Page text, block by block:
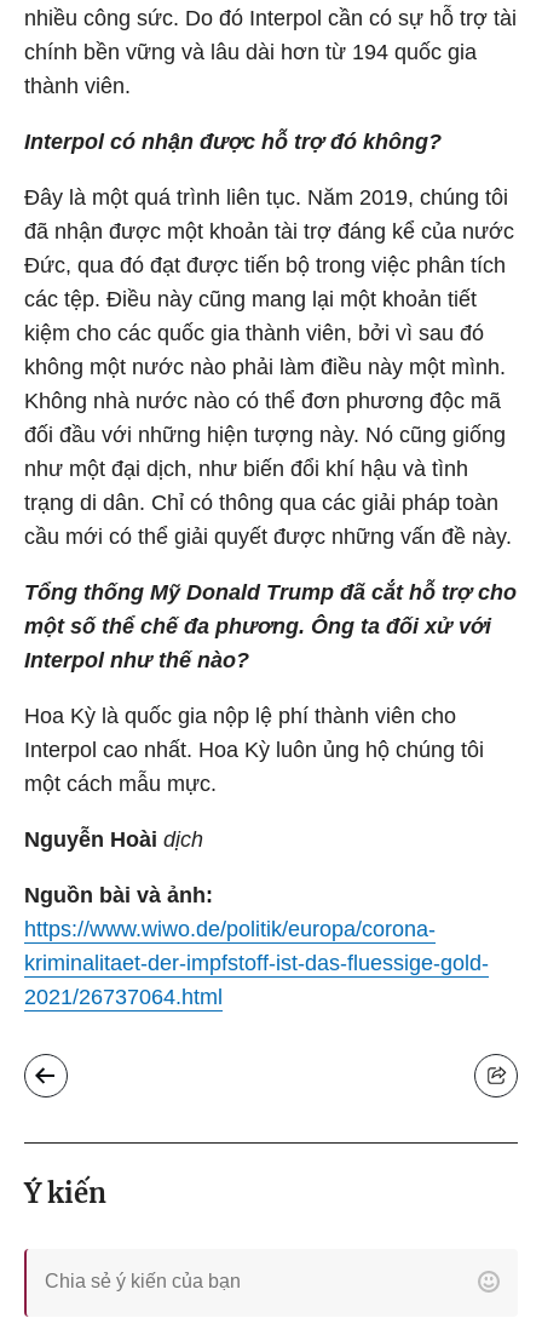
nhiều công sức. Do đó Interpol cần có sự hỗ trợ tài
chính bền vững và lâu dài hơn từ 194 quốc gia
thành viên.
Interpol có nhận được hỗ trợ đó không?
Đây là một quá trình liên tục. Năm 2019, chúng tôi
đã nhận được một khoản tài trợ đáng kể của nước
Đức, qua đó đạt được tiến bộ trong việc phân tích
các tệp. Điều này cũng mang lại một khoản tiết
kiệm cho các quốc gia thành viên, bởi vì sau đó
không một nước nào phải làm điều này một mình.
Không nhà nước nào có thể đơn phương độc mã
đối đầu với những hiện tượng này. Nó cũng giống
như một đại dịch, như biến đổi khí hậu và tình
trạng di dân. Chỉ có thông qua các giải pháp toàn
cầu mới có thể giải quyết được những vấn đề này.
Tổng thống Mỹ Donald Trump đã cắt hỗ trợ cho
một số thể chế đa phương. Ông ta đối xử với
Interpol như thế nào?
Hoa Kỳ là quốc gia nộp lệ phí thành viên cho
Interpol cao nhất. Hoa Kỳ luôn ủng hộ chúng tôi
một cách mẫu mực.
Nguyễn Hoài dịch
Nguồn bài và ảnh:
https://www.wiwo.de/politik/europa/corona-
kriminalitaet-der-impfstoff-ist-das-fluessige-gold-
2021/26737064.html
Ý kiến